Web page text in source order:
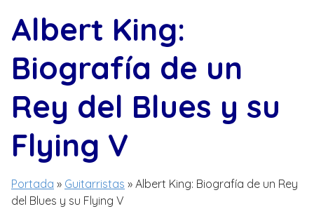
Albert King:
Biografía de un
Rey del Blues y su
Flying V
Portada » Guitarristas » Albert King: Biografía de un Rey
del Blues y su Flying V